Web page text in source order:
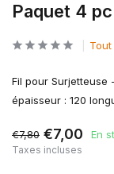
Paquet 4
Fil pour Surjetteuse
épaisseur : 120
€7,80 €7,00 En
Taxes incluses